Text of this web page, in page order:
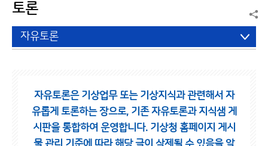
토론
자유토론
자유토론은 기상업무 또는 기상지식과 관련해서 자
유롭게 토론하는 장으로, 기존 자유토론과 지식샘 게
시판을 통합하여 운영합니다. 기상청 홈페이지 게시
물 관리 기준에 따라 해당 글이 삭제될 수 있음을 알